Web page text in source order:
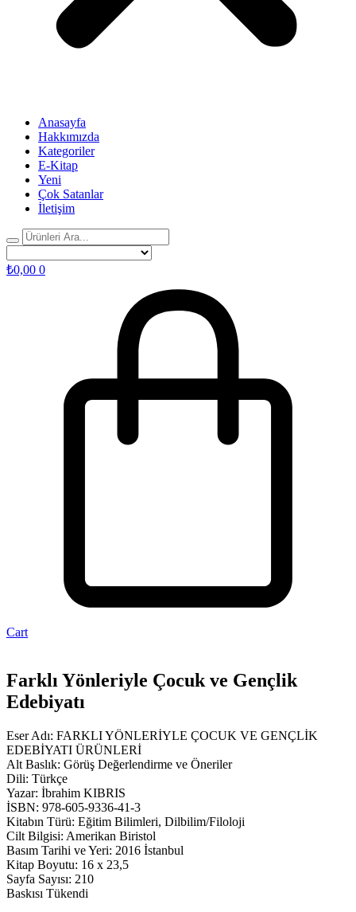
Anasayfa
Hakkımızda
Kategoriler
E-Kitap
Yeni
Çok Satanlar
İletişim
₺0,00 0
Cart
Farklı Yönleriyle Çocuk ve Gençlik
Edebiyatı
Eser Adı: FARKLI YÖNLERİYLE ÇOCUK VE GENÇLİK
EDEBİYATI ÜRÜNLERİ
Alt Baslık: Görüş Değerlendirme ve Öneriler
Dili: Türkçe
Yazar: İbrahim KIBRIS
İSBN: 978-605-9336-41-3
Kitabın Türü: Eğitim Bilimleri, Dilbilim/Filoloji
Cilt Bilgisi: Amerikan Biristol
Basım Tarihi ve Yeri: 2016 İstanbul
Kitap Boyutu: 16 x 23,5
Sayfa Sayısı: 210
Baskısı Tükendi